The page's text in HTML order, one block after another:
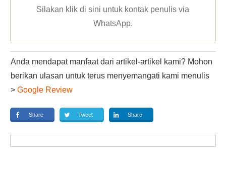
Silakan klikdi sini untuk kontak penulis via
WhatsApp.
Anda mendapat manfaat dari artikel-artikel kami? Mohon
berikan ulasan untuk terus menyemangati kami menulis
> Google Review
Share Tweet Share